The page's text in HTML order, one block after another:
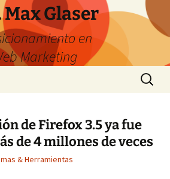
Max Glaser
en
Marketing
Buscar:
de Firefox 3.5 ya fue
de 4 millones de veces
& Herramientas